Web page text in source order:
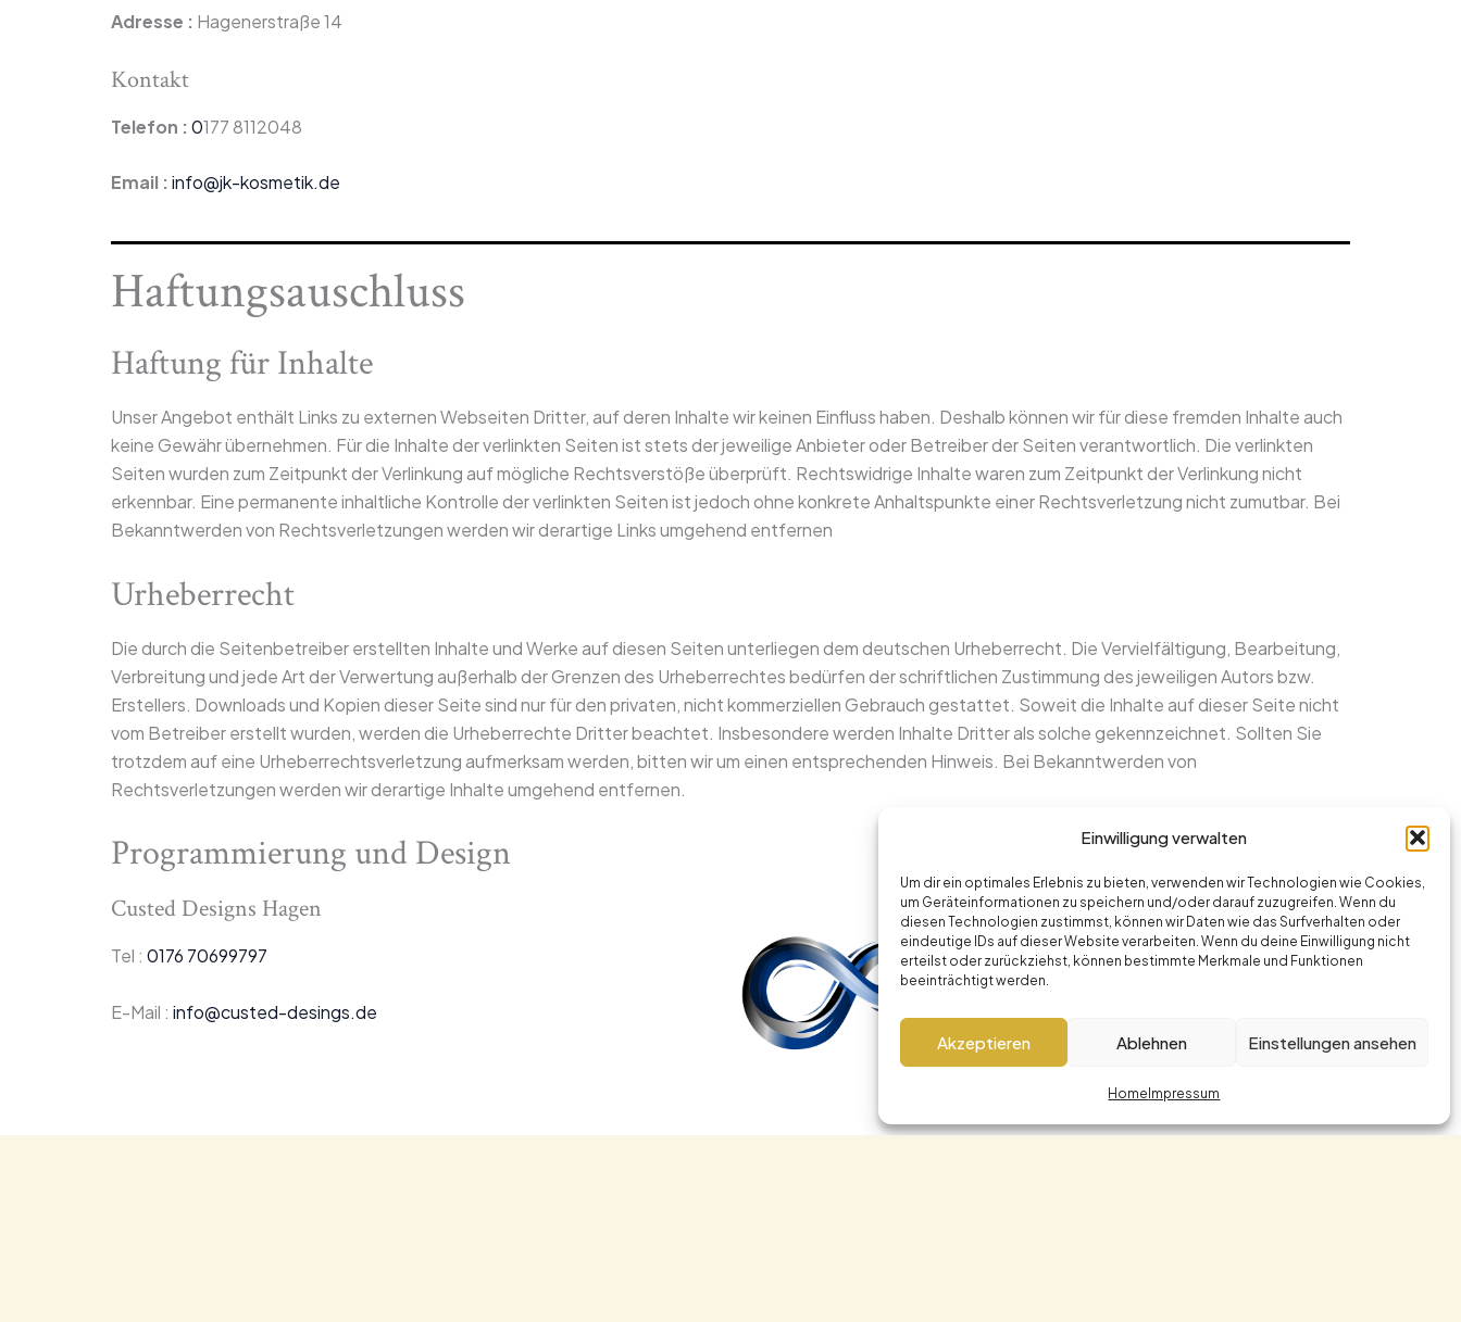
Einwilligung verwalten
Um dir ein optimales Erlebnis zu bieten, verwenden wir Technologien wie Cookies,
um Geräteinformationen zu speichern und/oder darauf zuzugreifen. Wenn du
diesen Technologien zustimmst, können wir Daten wie das Surfverhalten oder
eindeutige IDs auf dieser Website verarbeiten. Wenn du deine Einwilligung nicht
erteilst oder zurückziehst, können bestimmte Merkmale und Funktionen
beeinträchtigt werden.
Akzeptieren Ablehnen Einstellungen ansehen
Home Impressum
Adresse : Hagenerstraße 14
Kontakt
Telefon : 0177 8112048
Email : info@jk-kosmetik.de
Haftungsauschluss
Haftung für Inhalte
Unser Angebot enthält Links zu externen Webseiten Dritter, auf deren Inhalte wir keinen Einfluss haben. Deshalb können wir für diese fremden Inhalte auch
keine Gewähr übernehmen. Für die Inhalte der verlinkten Seiten ist stets der jeweilige Anbieter oder Betreiber der Seiten verantwortlich. Die verlinkten
Seiten wurden zum Zeitpunkt der Verlinkung auf mögliche Rechtsverstöße überprüft. Rechtswidrige Inhalte waren zum Zeitpunkt der Verlinkung nicht
erkennbar. Eine permanente inhaltliche Kontrolle der verlinkten Seiten ist jedoch ohne konkrete Anhaltspunkte einer Rechtsverletzung nicht zumutbar. Bei
Bekanntwerden von Rechtsverletzungen werden wir derartige Links umgehend entfernen
Urheberrecht
Die durch die Seitenbetreiber erstellten Inhalte und Werke auf diesen Seiten unterliegen dem deutschen Urheberrecht. Die Vervielfältigung, Bearbeitung,
Verbreitung und jede Art der Verwertung außerhalb der Grenzen des Urheberrechtes bedürfen der schriftlichen Zustimmung des jeweiligen Autors bzw.
Erstellers. Downloads und Kopien dieser Seite sind nur für den privaten, nicht kommerziellen Gebrauch gestattet. Soweit die Inhalte auf dieser Seite nicht
vom Betreiber erstellt wurden, werden die Urheberrechte Dritter beachtet. Insbesondere werden Inhalte Dritter als solche gekennzeichnet. Sollten Sie
trotzdem auf eine Urheberrechtsverletzung aufmerksam werden, bitten wir um einen entsprechenden Hinweis. Bei Bekanntwerden von
Rechtsverletzungen werden wir derartige Inhalte umgehend entfernen.
Programmierung und Design
Custed Designs Hagen
Tel : 0176 70699797
E-Mail : info@custed-desings.de